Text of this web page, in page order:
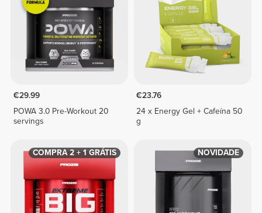
€29.99
POWA 3.0 Pre-Workout 20
servings
€23.76
24 x Energy Gel + Cafeína 50
g
COMPRA 2 + 1 GRÁTIS NOVIDADE